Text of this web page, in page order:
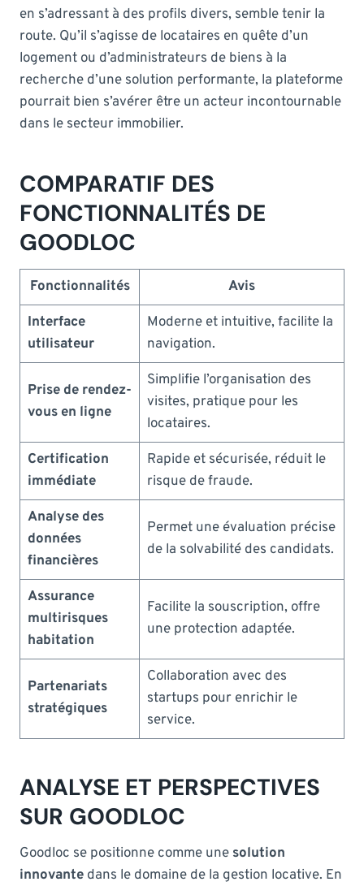
en s’adressant à des profils divers, semble tenir la
route. Qu’il s’agisse de locataires en quête d’un
logement ou d’administrateurs de biens à la
recherche d’une solution performante, la plateforme
pourrait bien s’avérer être un acteur incontournable
dans le secteur immobilier.
COMPARATIF DES
FONCTIONNALITÉS DE
GOODLOC
Fonctionnalités
Avis
Interface
utilisateur
Moderne et intuitive, facilite la
navigation.
Prise de rendez-
vous en ligne
Simplifie l’organisation des
visites, pratique pour les
locataires.
Certification
immédiate
Rapide et sécurisée, réduit le
risque de fraude.
Analyse des
données
financières
Permet une évaluation précise
de la solvabilité des candidats.
Assurance
multirisques
habitation
Facilite la souscription, offre
une protection adaptée.
Partenariats
stratégiques
Collaboration avec des
startups pour enrichir le
service.
ANALYSE ET PERSPECTIVES
SUR GOODLOC
Goodloc se positionne comme une solution
innovante dans le domaine de la gestion locative. En